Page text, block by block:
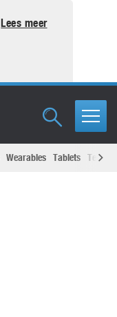
Lees meer
Wearables Tablets